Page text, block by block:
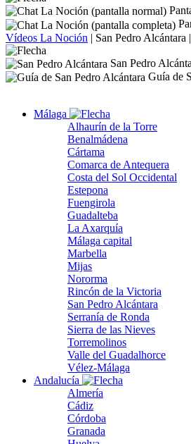
Vídeos La Noción | San Pedro Alcántara |
San Pedro
Guía de
Málaga
Alhaurín de la Torre
Benalmádena
Cártama
Comarca de Antequera
Costa del Sol Occidental
Estepona
Fuengirola
Guadalteba
La Axarquía
Málaga capital
Marbella
Mijas
Nororma
Rincón de la Victoria
San Pedro Alcántara
Serranía de Ronda
Sierra de las Nieves
Torremolinos
Valle del Guadalhorce
Vélez-Málaga
Andalucía
Almería
Cádiz
Córdoba
Granada